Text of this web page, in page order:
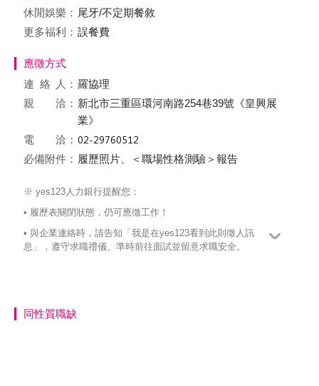
休閒娛樂： 尾牙/不定期餐敘
更多福利： 誤餐費
應徵方式
連絡
人： 羅協理
親 洽： 新北市三重區環河南路254巷39號《皇興展
業》
電 洽：
必備附件： 履歷照片、＜職場性格測驗＞報告
※ yes123人力銀行提醒您：
• 履歷表關閉狀態，仍可應徵工作！
• 與企業連絡時，請告知「我是在yes123看到此則徵人訊
息」，遵守求職禮儀、準時前往面試並留意求職安全。
同性質職缺